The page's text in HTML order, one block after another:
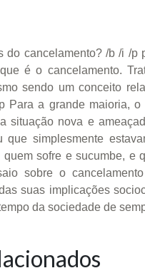
do cancelamento? /b /i /p
é o cancelamento.
sendo um conceito
Para a grande maioria,
situação nova e
que simplesmente
quem sofre e sucumbe,
sobre o
suas implicações
da sociedade de